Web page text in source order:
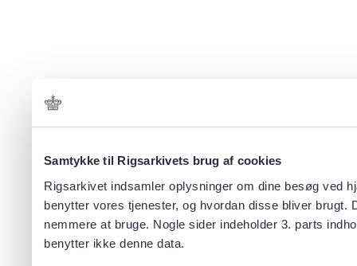
Samtykke til Rigsarkivets brug af cookies
Rigsarkivet indsamler oplysninger om dine besøg ved
benytter vores tjenester, og hvordan disse bliver
nemmere at bruge. Nogle sider indeholder 3. parts
benytter ikke denne data.